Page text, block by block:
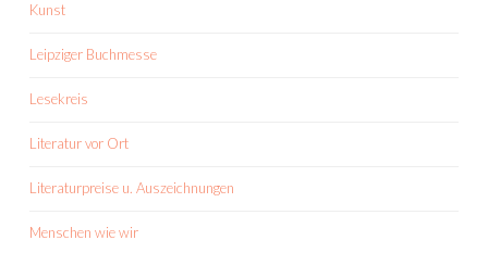
Kunst
Leipziger Buchmesse
Lesekreis
Literatur vor Ort
Literaturpreise u. Auszeichnungen
Menschen wie wir